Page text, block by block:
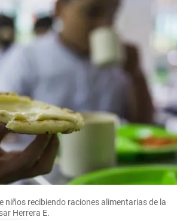
niños recibiendo raciones alimentarias de la
Herrera E.